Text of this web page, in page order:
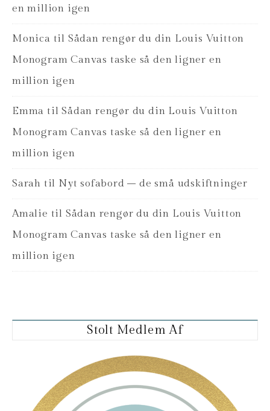
en million igen
Monica til Sådan rengør du din Louis Vuitton
Monogram Canvas taske så den ligner en
million igen
Emma tilSådan rengør du din Louis Vuitton
Monogram Canvas taske så den ligner en
million igen
Sarah til Nyt sofabord – de små udskiftninger
Amalie til Sådan rengør du din Louis Vuitton
Monogram Canvas taske så den ligner en
million igen
Stolt Medlem Af